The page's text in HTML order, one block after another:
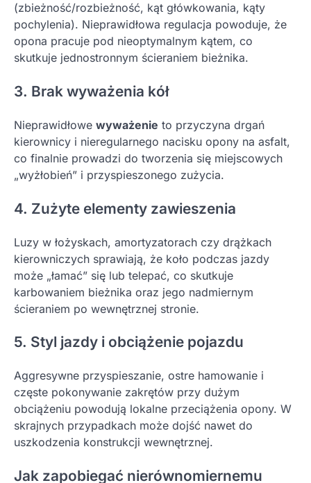
(zbieżność/rozbieżność, kąt główkowania, kąty
pochylenia). Nieprawidłowa regulacja powoduje, że
opona pracuje pod nieoptymalnym kątem, co
skutkuje jednostronnym ścieraniem bieżnika.
3. Brak wyważenia kół
Nieprawidłowe wyważenie to przyczyna drgań
kierownicy i nieregularnego nacisku opony na asfalt,
co finalnie prowadzi do tworzenia się miejscowych
„wyżłobień” i przyspieszonego zużycia.
4. Zużyte elementy zawieszenia
Luzy w łożyskach, amortyzatorach czy drążkach
kierowniczych sprawiają, że koło podczas jazdy
może „łamać” się lub telepać, co skutkuje
karbowaniem bieżnika oraz jego nadmiernym
ścieraniem po wewnętrznej stronie.
5. Styl jazdy i obciążenie pojazdu
Aggresywne przyspieszanie, ostre hamowanie i
częste pokonywanie zakrętów przy dużym
obciążeniu powodują lokalne przeciążenia opony. W
skrajnych przypadkach może dojść nawet do
uszkodzenia konstrukcji wewnętrznej.
Jak zapobiegać nierównomiernemu